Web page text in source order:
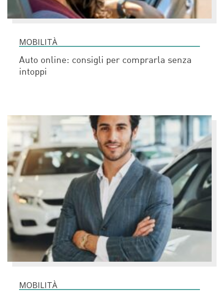
MOBILITÀ
Auto online: consigli per comprarla senza
intoppi
MOBILITÀ